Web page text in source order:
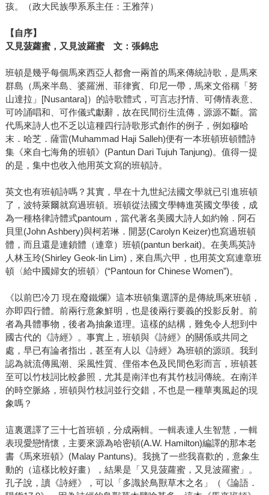
孩。（政大民族學系系主任：王雅萍）
【自序】
又見菠蘿蜜，又見波羅蜜 文：張錦忠
班頓是幾乎每個馬來西亞人都會一兩首的馬來傳統詩歌，是馬來
群島（馬來半島、婆羅洲、菲律賓、印尼一帶，馬來文俗稱「努
山達拉」[Nusantara]）的詩歌體式，可言志抒情、可傳情表意、
可吟誦唱和、可作儀式獻辭，故在民間衍生流傳，源源不斷。當
代馬來詩人也不乏以這種四行詩歌形式創作的例子，例如穆哈
末．哈芝．薩雷(Muhammad Haji Salleh)便有一本班頓班頓體詩
集《來自七海角的班頓》(Pantun Dari Tujuh Tanjung)。值得一提
的是，集中也收入他用英文寫的班頓詩。
英文也有班頓詩嗎？其實，早在十九世紀法國文學就已引進班頓
了，波特萊爾就寫過班頓。班頓從法國文學轉進英國文學後，成
為一種格律詩體式pantoum，當代著名美國大詩人如約翰．阿石
貝里(John Ashbery)與柯若琳．開瑟(Carolyn Keizer)也寫過班頓
體，而且還是連鎖體（連章）班頓(pantun berkait)。在美馬英詩
人林玉玲(Shirley Geok-lin Lim)，來自馬六甲，也用英文寫連章班
頓〈給中國婦女的班頓〉(“Pantoun for Chinese Women”)。
《以前巴冷刀 現在廢鐵爛》這本班頓集選譯的是傳統馬來班頓，
亦即四行體。前兩行意象鮮明，也是後兩行要義的投影反射。前
者為具體事物，後者為抽象道理。這樣的結構，難免令人想到中
國古代的《詩經》。事實上，班頓與《詩經》的關係或共同之
處，早已有論者指出，甚至有人以《詩經》為班頓的源頭。我到
認為就流傳風潮、采風性質、俚俗本色及民間色彩而言，班頓甚
至可以竹枝詞比較參照，尤其是南洋也有其竹枝詞傳統。在南洋
的時空脈絡，班頓與竹枝詞並行交錯，不也是一種華夷風起的現
象嗎？
這裏選譯了三十七首班頓，分成兩輯。一輯表達人生智慧，一輯
表現愛戀情懷，主要來源為哈密頓(A.W. Hamilton)編譯的那本老
書《馬來班頓》(Malay Pantuns)。我挑了一些我喜歡的，意象生
動的（這樣比較好畫），結果是「又見菠蘿蜜，又見波羅蜜」。
孔子說，讀《詩經》，可以「多識於鳥獸草木之名」（《論語．